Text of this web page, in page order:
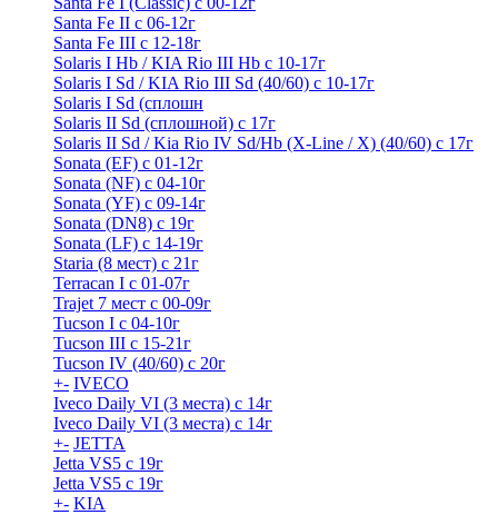
Santa Fe II с 06-12г
Santa Fe III c 12-18г
Solaris I Hb / KIA Rio III Hb с 10-17г
Solaris I Sd / KIA Rio III Sd (40/60) с 10-17г
Solaris I Sd (сплошн
Solaris II Sd (сплошной) с 17г
Solaris II Sd / Kia Rio IV Sd/Hb (X-Line / X) (40/60) с 17г
Sonata (EF) с 01-12г
Sonata (NF) с 04-10г
Sonata (YF) с 09-14г
Sonata (DN8) с 19г
Sonata (LF) с 14-19г
Staria (8 мест) c 21г
Terracan I c 01-07г
Trajet 7 мест с 00-09г
Tucson I c 04-10г
Tucson III с 15-21г
Tucson IV (40/60) с 20г
+- IVECO
Iveco Daily VI (3 места) с 14г
Iveco Daily VI (3 места) с 14г
+- JETTA
Jetta VS5 с 19г
Jetta VS5 с 19г
+- KIA